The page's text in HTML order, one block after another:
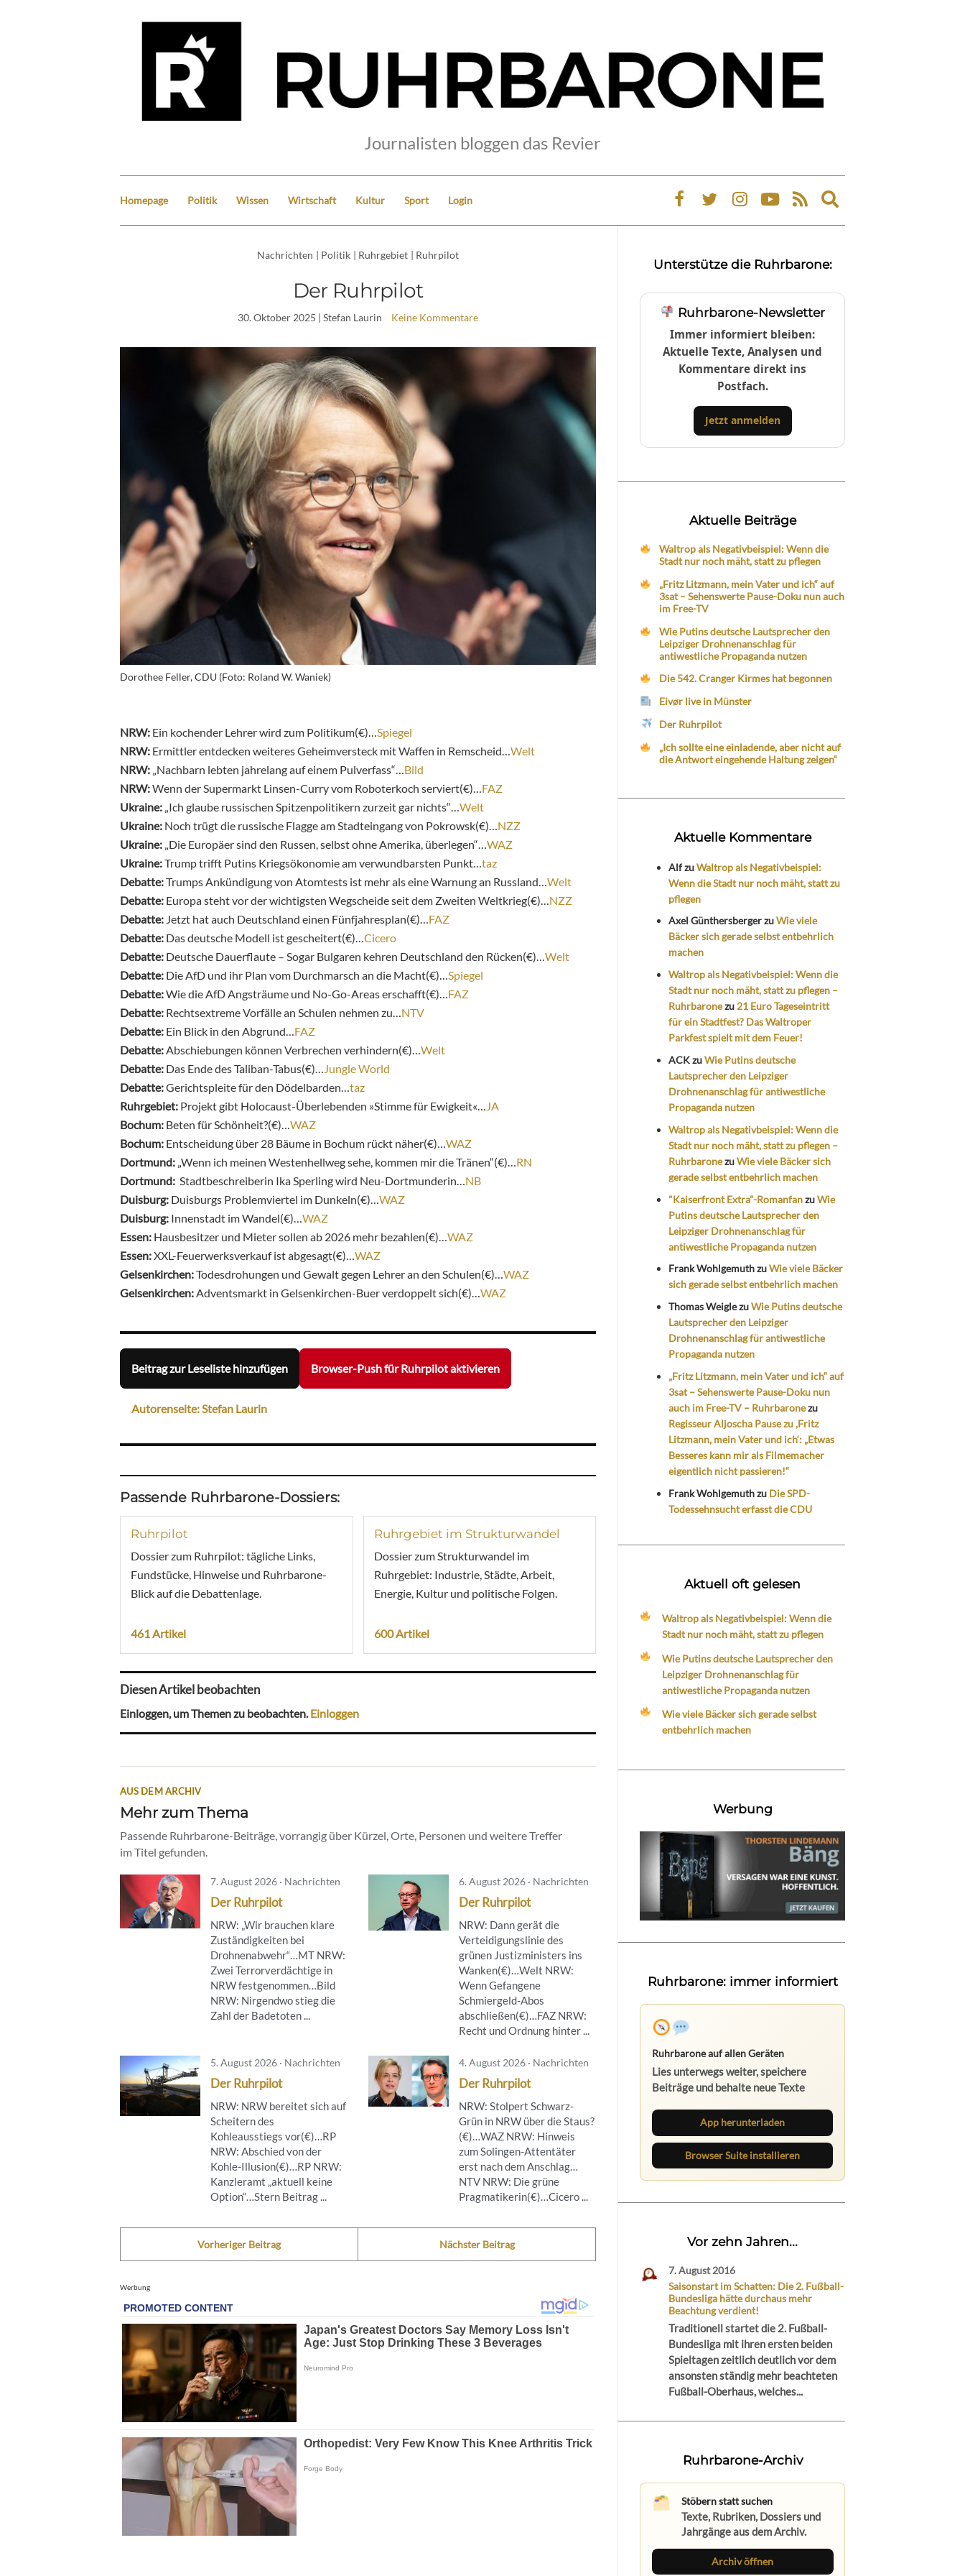
Journalisten bloggen das Revier
Homepage Politik Wissen Wirtschaft Kultur Sport Login
Expand
search
Nachrichten | Politik | Ruhrgebiet | Ruhrpilot
Der Ruhrpilot
30. Oktober 2025 | Stefan Laurin Keine Kommentare
Dorothee Feller, CDU (Foto: Roland W. Waniek)
NRW: Ein kochender Lehrer wird zum Politikum(€)… Spiegel
NRW: Ermittler entdecken weiteres Geheimversteck mit Waffen in Remscheid… Welt
NRW: „Nachbarn lebten jahrelang auf einem Pulverfass“… Bild
NRW:Wenn der Supermarkt Linsen-Curry vom Roboterkoch serviert(€)… FAZ
Ukraine: „Ich glaube russischen Spitzenpolitikern zurzeit gar nichts“… Welt
Ukraine: Noch trügt die russische Flagge am Stadteingang von Pokrowsk(€)… NZZ
Ukraine: „Die Europäer sind den Russen, selbst ohne Amerika, überlegen“… WAZ
Ukraine:Trump trifft Putins Kriegsökonomie am verwundbarsten Punkt… taz
Debatte:Trumps Ankündigung von Atomtests ist mehr als eine Warnung an Russland… Welt
Debatte: Europa steht vor der wichtigsten Wegscheide seit dem Zweiten Weltkrieg(€)… NZZ
Debatte: Jetzt hat auch Deutschland einen Fünfjahresplan(€)… FAZ
Debatte: Das deutsche Modell ist gescheitert(€)… Cicero
Debatte: Deutsche Dauerflaute – Sogar Bulgaren kehren Deutschland den Rücken(€)… Welt
Debatte: Die AfD und ihr Plan vom Durchmarsch an die Macht(€)… Spiegel
Debatte:Wie die AfD Angsträume und No-Go-Areas erschafft(€)… FAZ
Debatte: Rechtsextreme Vorfälle an Schulen nehmen zu… NTV
Debatte: Ein Blick in den Abgrund… FAZ
Debatte: Abschiebungen können Verbrechen verhindern(€)… Welt
Debatte: Das Ende des Taliban-Tabus(€)…
Jungle World
Debatte:Gerichtspleite für den Dödelbarden… taz
Ruhrgebiet: Projekt gibt Holocaust-Überlebenden »Stimme für Ewigkeit«…
JA
Bochum: Beten für Schönheit?(€)… WAZ
Bochum: Entscheidung über 28 Bäume in Bochum rückt näher(€)… WAZ
Dortmund: „Wenn ich meinen Westenhellweg sehe, kommen mir die Tränen“(€)… RN
Dortmund: Stadtbeschreiberin Ika Sperling wird Neu-Dortmunderin… NB
Duisburg: Duisburgs Problemviertel im Dunkeln(€)… WAZ
Duisburg: Innenstadt im Wandel(€)… WAZ
Essen: Hausbesitzer und Mieter sollen ab 2026 mehr bezahlen(€)… WAZ
Essen:XXL-Feuerwerksverkauf ist abgesagt(€)… WAZ
Gelsenkirchen:Todesdrohungen und Gewalt gegen Lehrer an den Schulen(€)… WAZ
Gelsenkirchen: Adventsmarkt in Gelsenkirchen-Buer verdoppelt sich(€)… WAZ
Beitrag zur Leseliste hinzufügen Browser-Push für Ruhrpilot aktivieren
Autorenseite: Stefan Laurin
Passende Ruhrbarone-Dossiers:
Ruhrpilot
Dossier zum Ruhrpilot: tägliche Links,
Fundstücke, Hinweise und Ruhrbarone-
Blick auf die Debattenlage.
461 Artikel
Ruhrgebiet im Strukturwandel
Dossier zum Strukturwandel im
Ruhrgebiet: Industrie, Städte, Arbeit,
Energie, Kultur und politische Folgen.
600 Artikel
Diesen Artikel beobachten
Einloggen, um Themen zu beobachten.Einloggen
AUS DEM ARCHIV
Mehr zum Thema
Passende Ruhrbarone-Beiträge, vorrangig über Kürzel, Orte, Personen und weitere Treffer
im Titel gefunden.
7. August 2026 · Nachrichten
Der Ruhrpilot
NRW: „Wir brauchen klare
Zuständigkeiten bei
Drohnenabwehr“…MT NRW:
Zwei Terrorverdächtige in
NRW festgenommen…Bild
NRW: Nirgendwo stieg die
Zahl der Badetoten ...
6. August 2026 · Nachrichten
Der Ruhrpilot
NRW: Dann gerät die
Verteidigungslinie des
grünen Justizministers ins
Wanken(€)…Welt NRW:
Wenn Gefangene
Schmiergeld-Abos
abschließen(€)…FAZ NRW:
Recht und Ordnung hinter ...
5. August 2026 · Nachrichten
Der Ruhrpilot
NRW: NRW bereitet sich auf
Scheitern des
Kohleausstiegs vor(€)…RP
NRW: Abschied von der
Kohle-Illusion(€)…RP NRW:
Kanzleramt „aktuell keine
Option“…Stern Beitrag ...
4. August 2026 · Nachrichten
Der Ruhrpilot
NRW: Stolpert Schwarz-
Grün in NRW über die Staus?
(€)…WAZ NRW: Hinweis
zum Solingen-Attentäter
erst nach dem Anschlag…
NTV NRW: Die grüne
Pragmatikerin(€)…Cicero ...
Vorheriger Beitrag Nächster Beitrag
Werbung
Unterstütze die Ruhrbarone:
Ruhrbarone-Newsletter
Immer informiert bleiben:
Aktuelle Texte, Analysen und
Kommentare direkt ins
Postfach.
Jetzt anmelden
Aktuelle Beiträge
Waltrop als Negativbeispiel: Wenn die
Stadt nur noch mäht, statt zu pflegen
„Fritz Litzmann, mein Vater und ich“ auf
3sat – Sehenswerte Pause-Doku nun auch
im Free-TV
Wie Putins deutsche Lautsprecher den
Leipziger Drohnenanschlag für
antiwestliche Propaganda nutzen
Die 542. Cranger Kirmes hat begonnen
Eivør live in Münster
Der Ruhrpilot
„Ich sollte eine einladende, aber nicht auf
die Antwort eingehende Haltung zeigen“
Aktuelle Kommentare
AlfzuWaltrop als Negativbeispiel:
Wenn die Stadt nur noch mäht, statt zu
pflegen
Axel GünthersbergerzuWie viele
Bäcker sich gerade selbst entbehrlich
machen
Waltrop als Negativbeispiel: Wenn die
Stadt nur noch mäht, statt zu pflegen –
Ruhrbaronezu 21 Euro Tageseintritt
für ein Stadtfest? Das Waltroper
Parkfest spielt mit dem Feuer!
ACKzuWie Putins deutsche
Lautsprecher den Leipziger
Drohnenanschlag für antiwestliche
Propaganda nutzen
Waltrop als Negativbeispiel: Wenn die
Stadt nur noch mäht, statt zu pflegen –
RuhrbaronezuWie viele Bäcker sich
gerade selbst entbehrlich machen
"Kaiserfront Extra"-RomanfanzuWie
Putins deutsche Lautsprecher den
Leipziger Drohnenanschlag für
antiwestliche Propaganda nutzen
Frank WohlgemuthzuWie viele Bäcker
sich gerade selbst entbehrlich machen
Thomas WeiglezuWie Putins deutsche
Lautsprecher den Leipziger
Drohnenanschlag für antiwestliche
Propaganda nutzen
„Fritz Litzmann, mein Vater und ich“ auf
3sat – Sehenswerte Pause-Doku nun
auch im Free-TV – Ruhrbaronezu
Regisseur Aljoscha Pause zu ‚Fritz
Litzmann, mein Vater und ich‘: „Etwas
Besseres kann mir als Filmemacher
eigentlich nicht passieren!“
Frank Wohlgemuthzu Die SPD-
Todessehnsucht erfasst die CDU
Aktuell oft gelesen
Waltrop als Negativbeispiel: Wenn die
Stadt nur noch mäht, statt zu pflegen
Wie Putins deutsche Lautsprecher den
Leipziger Drohnenanschlag für
antiwestliche Propaganda nutzen
Wie viele Bäcker sich gerade selbst
entbehrlich machen
Werbung
Ruhrbarone: immer informiert
Ruhrbarone auf allen Geräten
Lies unterwegs weiter, speichere
Beiträge und behalte neue Texte
App herunterladen
Browser Suite installieren
Vor zehn Jahren...
7. August 2016
Saisonstart im Schatten: Die 2. Fußball-
Bundesliga hätte durchaus mehr
Beachtung verdient!
Traditionell startet die 2. Fußball-
Bundesliga mit ihren ersten beiden
Spieltagen zeitlich deutlich vor dem
ansonsten ständig mehr beachteten
Fußball-Oberhaus, welches...
Ruhrbarone-Archiv
Stöbern statt suchen
Texte, Rubriken, Dossiers und
Jahrgänge aus dem Archiv.
Archiv öffnen